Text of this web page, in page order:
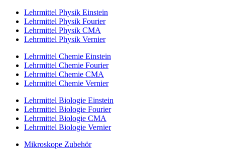
Lehrmittel Physik Einstein
Lehrmittel Physik Fourier
Lehrmittel Physik CMA
Lehrmittel Physik Vernier
Lehrmittel Chemie Einstein
Lehrmittel Chemie Fourier
Lehrmittel Chemie CMA
Lehrmittel Chemie Vernier
Lehrmittel Biologie Einstein
Lehrmittel Biologie Fourier
Lehrmittel Biologie CMA
Lehrmittel Biologie Vernier
Mikroskope Zubehör